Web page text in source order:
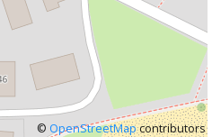
© OpenStreetMapcontributors